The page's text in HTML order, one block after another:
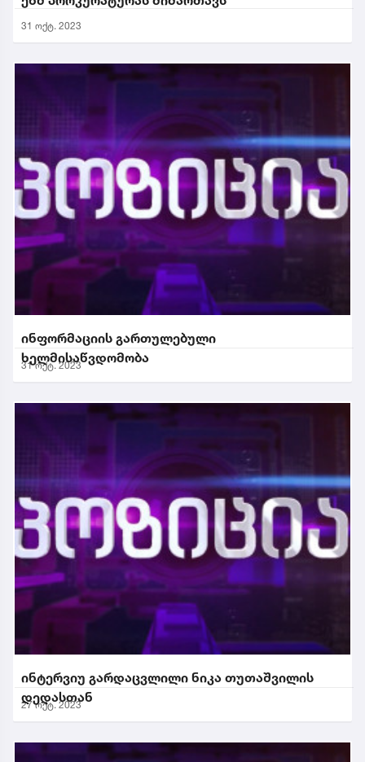
31 ოქტ. 2023
ინფორმაციის გართულებული
ხელმისაწვდომობა
31 ოქტ. 2023
ინტერვიუ გარდაცვლილი ნიკა თუთაშვილის
დედასთან
27 ოქტ. 2023